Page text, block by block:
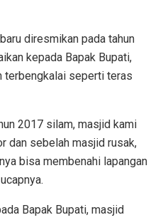
diresmikan pada tahun
kepada Bapak Bupati,
terbengkalai seperti teras
2017 silam, masjid kami
dan sebelah masjid rusak,
bisa membenahi lapangan
Bapak Bupati, masjid